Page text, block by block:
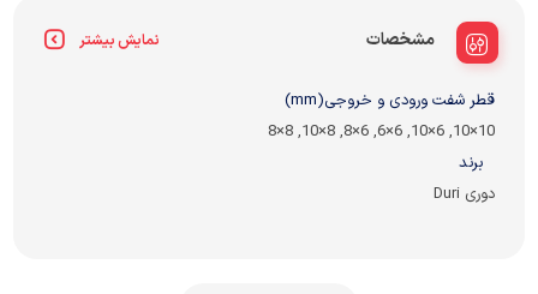
مشخصات نمایش بیشتر
قطر شفت ورودی و خروجی(mm)
10×10, 6×10, 6×6, 6×8, 8×10, 8×8
برند
دوری Duri